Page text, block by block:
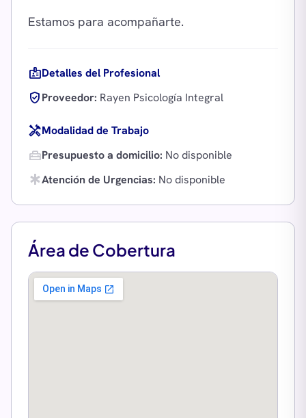
badgeDetalles del Profesional
verified_userProveedor: Rayen Psicología Integral
handymanModalidad de Trabajo
home_repair_servicePresupuesto a domicilio: No disponible
emergencyAtención de Urgencias: No disponible
Área de Cobertura